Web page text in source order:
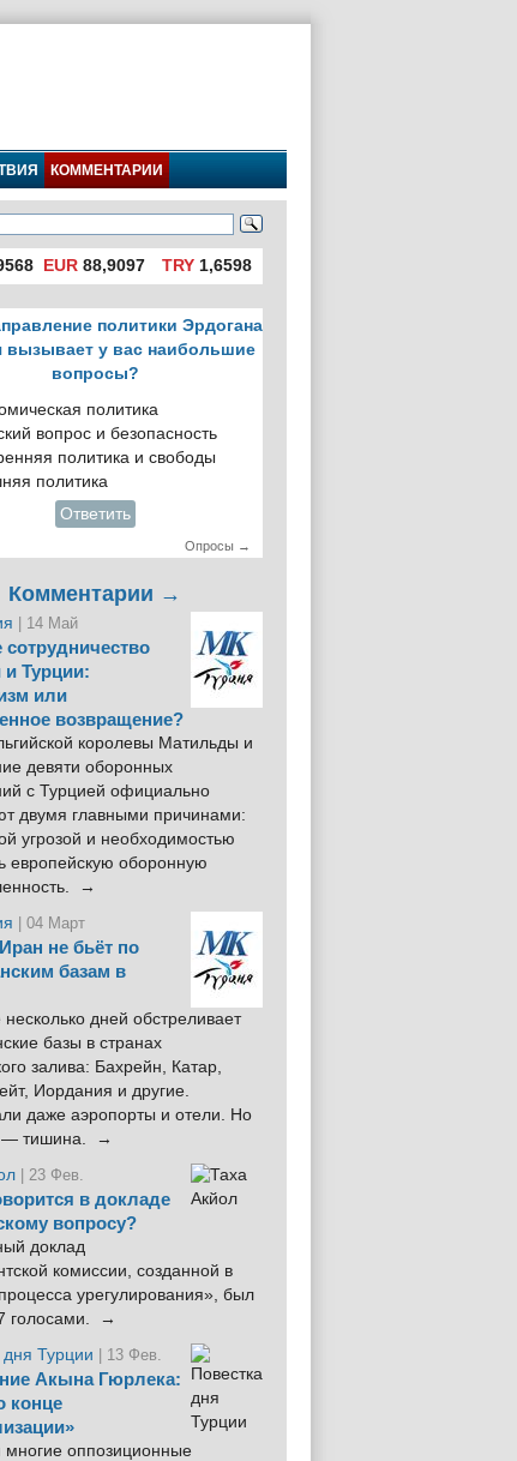
КОММЕНТАРИИ
EUR 88,9097 TRY1,6598
политики Эрдогана
вызывает у вас наибольшие
вопросы?
политика
вопрос и безопасность
политика и свободы
политика
Ответить
Опросы →
Комментарии →
| 14 Май
сотрудничество
и Турции:
или
возвращение?
королевы Матильды и
девяти оборонных
с Турцией официально
двумя главными причинами:
угрозой и необходимостью
европейскую оборонную
→
| 04 Март
не бьёт по
базам в
дней обстреливает
базы в странах
залива: Бахрейн, Катар,
Иордания и другие.
даже аэропорты и отели. Но
— тишина. →
| 23 Фев.
в докладе
вопросу?
доклад
комиссии, созданной в
урегулирования», был
голосами. →
дня Турции
| 13 Фев.
Акына Гюрлека:
конце
многие оппозиционные